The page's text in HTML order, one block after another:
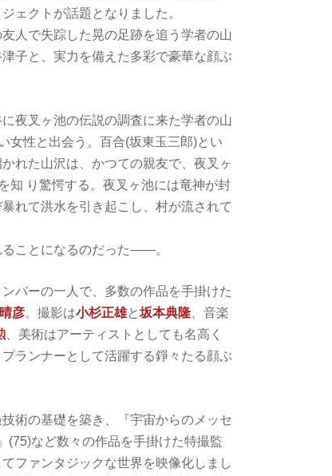
ェクトが話題となりました。
人で失踪した晃の足跡を追う学者の山
子と、実力を備えた多彩で豪華な顔ぶ
夜叉ヶ池の伝説の調査に来た学者の山
女性と出会う。百合(坂東玉三郎)とい
れた山沢は、かつての親友で、夜叉ヶ
知 り驚愕する。夜叉ヶ池には竜神が封
れて洪水を引き起こし、村が流されて
ることになるのだった――。
バーの一人で、多数の作品を手掛けた
彦。撮影は小杉正雄と坂本典隆 、音楽
、美術はアーティストとしても名高く
ランナーとして活躍する錚々たる顔ぶ
術の基礎を築き、『宇宙からのメッセ
(75)など数々の作品を手掛けた特撮監
ファンタジックな世界を映像化しまし